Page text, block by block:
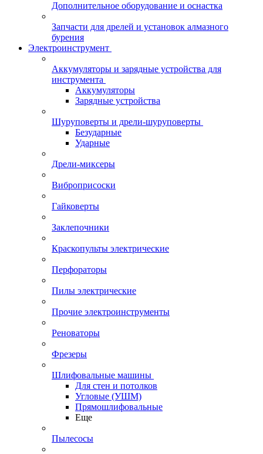
Дополнительное оборудование и оснастка
Запчасти для дрелей и установок алмазного
бурения
Электроинструмент
Аккумуляторы и зарядные устройства для
инструмента
Аккумуляторы
Зарядные устройства
Шуруповерты и дрели-шуруповерты
Безударные
Ударные
Дрели-миксеры
Виброприсоски
Гайковерты
Заклепочники
Краскопульты электрические
Перфораторы
Пилы электрические
Прочие электроинструменты
Реноваторы
Фрезеры
Шлифовальные машины
Для стен и потолков
Угловые (УШМ)
Прямошлифовальные
Еще
Пылесосы